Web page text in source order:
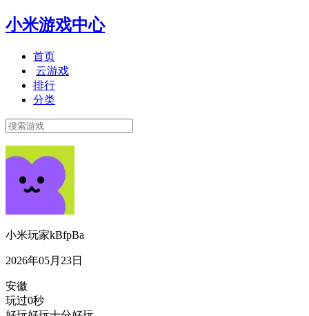
小米游戏中心
首页
云游戏
排行
分类
小米玩家kBfpBa
2026年05月23日
安徽
玩过0秒